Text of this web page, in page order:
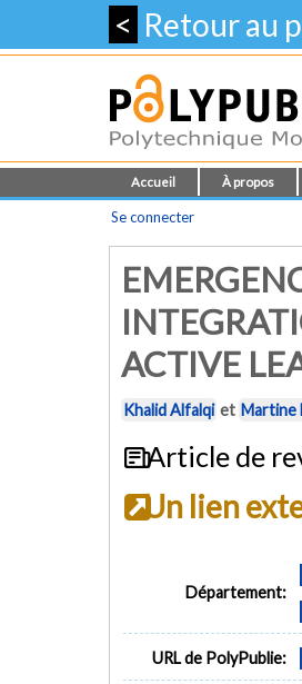
< Retour au
Accueil À propos
Se connecter
ACTIVE
Khalid Alfalqi et Martine
Article de
Un lien
Département:
URL de PolyPublie: